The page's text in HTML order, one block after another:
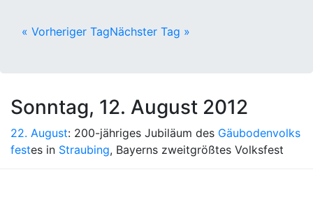
« Vorheriger TagNächster Tag »
Sonntag, 12. August 2012
22. August: 200-jähriges Jubiläum des Gäubodenvolks
festes in Straubing, Bayerns zweitgrößtes Volksfest